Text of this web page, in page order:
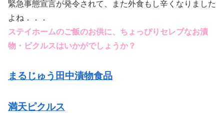
緊急事態宣言が発令されて、また外食もし辛くなりました
よね．．．
ステイホームのご飯のお供に、ちょっぴりセレブなお漬
物・ピクルスはいかがでしょうか？
まるじゅう田中漬物食品
満天ピクルス